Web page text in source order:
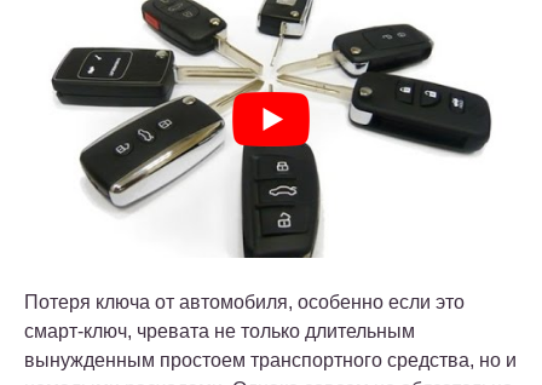
Потеря ключа от автомобиля, особенно если это
смарт-ключ, чревата не только длительным
вынужденным простоем транспортного средства, но и